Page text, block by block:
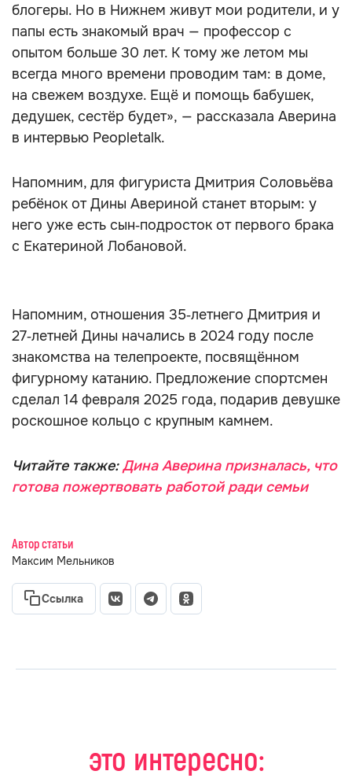
блогеры. Но в Нижнем живут мои родители, и у
папы есть знакомый врач — профессор с
опытом больше 30 лет. К тому же летом мы
всегда много времени проводим там: в доме,
на свежем воздухе. Ещё и помощь бабушек,
дедушек, сестёр будет», — рассказала Аверина
в интервью Peopletalk.
Напомним, для фигуриста Дмитрия Соловьёва
ребёнок от Дины Авериной станет вторым: у
него уже есть сын‑подросток от первого брака
с Екатериной Лобановой.
Напомним, отношения 35‑летнего Дмитрия и
27‑летней Дины начались в 2024 году после
знакомства на телепроекте, посвящённом
фигурному катанию. Предложение спортсмен
сделал 14 февраля 2025 года, подарив девушке
роскошное кольцо с крупным камнем.
Читайте также:Дина Аверина призналась, что
готова пожертвовать работой ради семьи
Автор статьи
Максим Мельников
Ссылка
это интересно: